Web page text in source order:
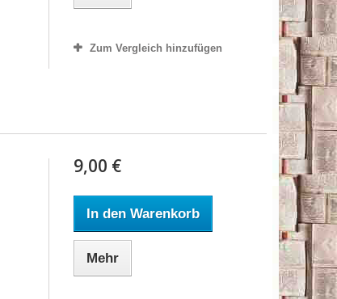
Zum Vergleich hinzufügen
9,00 €
In den Warenkorb
Mehr